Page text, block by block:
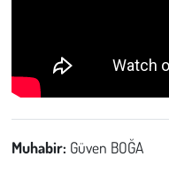
Muhabir: Güven BOĞA